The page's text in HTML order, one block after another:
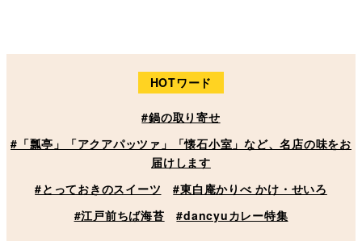
HOTワード
#鍋の取り寄せ
#「瓢亭」「アクアパッツァ」「懐石小室」など、名店の味をお
届けします
#とっておきのスイーツ
#東白庵かりべ かけ・せいろ
#江戸前ちば海苔
#dancyuカレー特集